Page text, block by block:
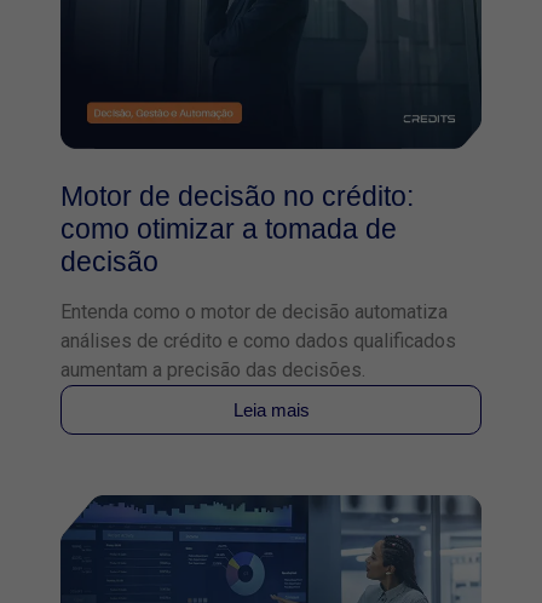
Motor de decisão no crédito:
como otimizar a tomada de
decisão
Entenda como o motor de decisão automatiza
análises de crédito e como dados qualificados
aumentam a precisão das decisões.
Leia mais